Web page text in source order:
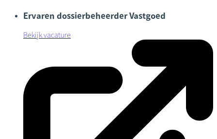
Ervaren dossierbeheerder Vastgoed
Bekijk vacature